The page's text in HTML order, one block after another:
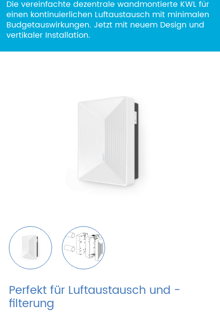
Unternehmen
Beschränktes Gebiet
Die vereinfachte dezentrale wandmontierte KWL für
einen kontinuierlichen Luftaustausch mit minimalen
Budgetauswirkungen. Jetzt mit neuem Design und
vertikaler Installation.
Perfekt für Luftaustausch und -
filterung